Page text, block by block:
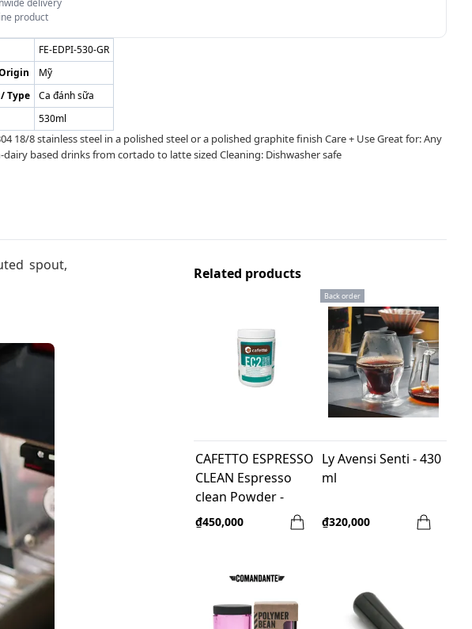
delivery
product
FE-EDPI-530-GR
Mỹ
Type
Ca đánh sữa
530ml
18/8 stainless steel in a polished steel or a polished graphite finish Care + Use Great for: Any
based drinks from cortado to latte sized Cleaning: Dishwasher safe
spout,
Related products
CAFETTO ESPRESSO
CLEAN Espresso
clean Powder -
1.2kg
₫450,000
Back order
Ly Avensi Senti - 430
ml
₫320,000